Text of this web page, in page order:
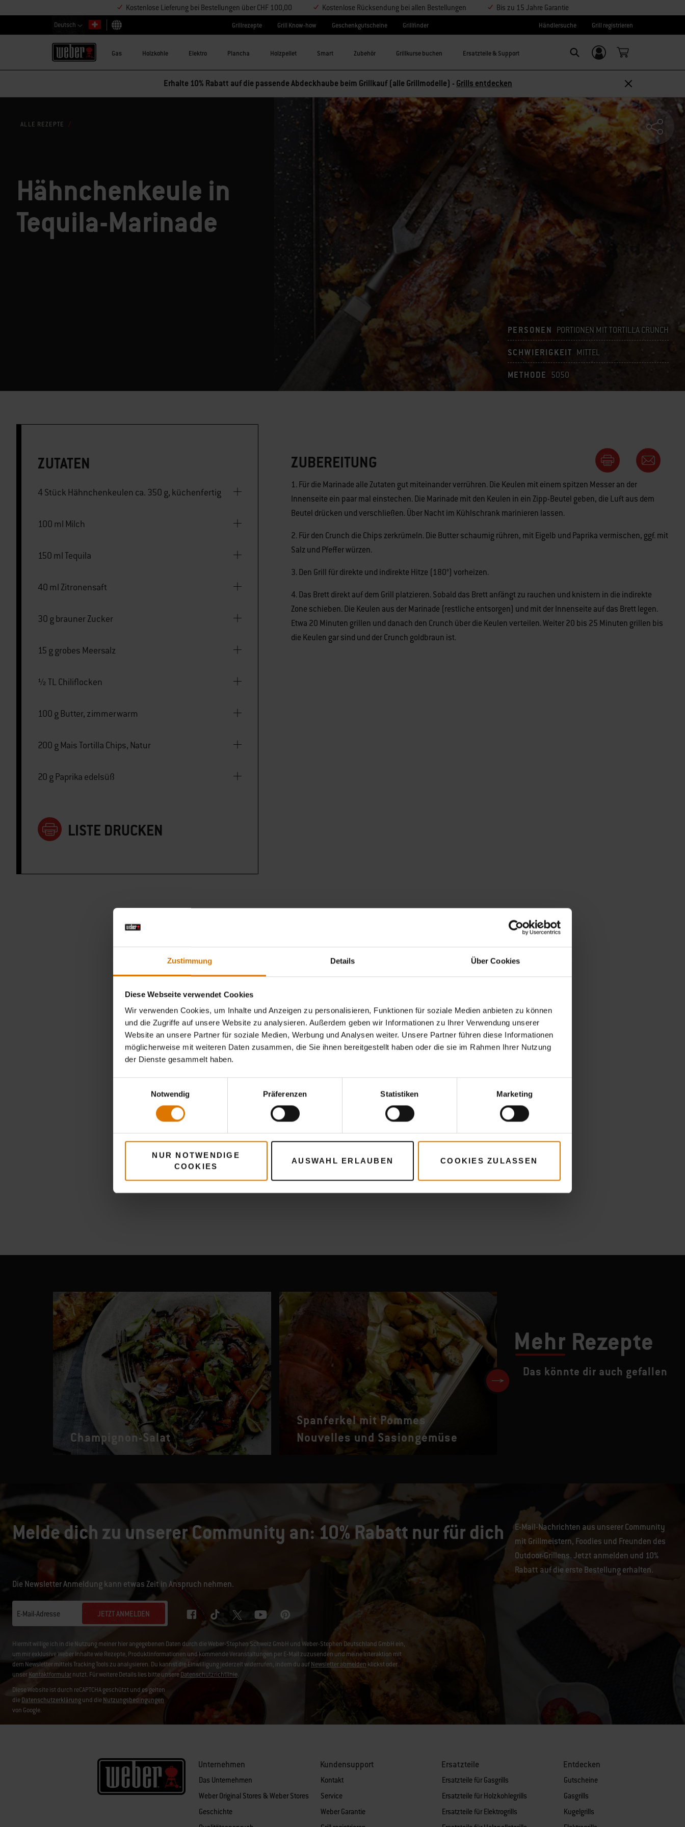
Zustimmung Details Über Cookies
Diese Webseite verwendet Cookies
Wir verwenden Cookies, um Inhalte und Anzeigen zu personalisieren, Funktionen für soziale Medien anbieten zu können
und die Zugriffe auf unsere Website zu analysieren. Außerdem geben wir Informationen zu Ihrer Verwendung unserer
Website an unsere Partner für soziale Medien, Werbung und Analysen weiter. Unsere Partner führen diese Informationen
möglicherweise mit weiteren Daten zusammen, die Sie ihnen bereitgestellt haben oder die sie im Rahmen Ihrer Nutzung
der Dienste gesammelt haben.
Notwendig
Präferenzen Statistiken Marketing
NUR NOTWENDIGE
COOKIES
AUSWAHL ERLAUBEN COOKIES ZULASSEN
Kostenlose Lieferung bei Bestellungen über CHF 100,00 Kostenlose Rücksendung bei allen Bestellungen Bis zu 15 Jahre Garantie
Deutsch
Land auswählen
Grillrezepte Grill Know-how Geschenkgutscheine Grillfinder Händlersuche Grill registrieren
Gas Holzkohle Elektro Plancha Holzpellet Smart Zubehör Grillkurse buchen Ersatzteile & Support
Einloggen/
Weber-ID
Erhalte 10% Rabatt auf die passende Abdeckhaube beim Grillkauf (alle Grillmodelle) - Grills entdecken
ALLE REZEPTE
Hähnchenkeule in
Tequila-Marinade
PERSONEN PORTIONEN MIT TORTILLA CRUNCH
SCHWIERIGKEIT MITTEL
METHODE 5050
ZUTATEN
4 Stück Hähnchenkeulen ca. 350 g, küchenfertig
100 ml Milch
150 ml Tequila
40 ml Zitronensaft
30 g brauner Zucker
15 g grobes Meersalz
½ TL Chiliflocken
100 g Butter, zimmerwarm
200 g Mais Tortilla Chips, Natur
20 g Paprika edelsüß
LISTE DRUCKEN
ZUBEREITUNG
1. Für die Marinade alle Zutaten gut miteinander verrühren. Die Keulen mit einem spitzen Messer an der
Innenseite ein paar mal einstechen. Die Marinade mit den Keulen in ein Zipp-Beutel geben, die Luft aus dem
Beutel drücken und verschließen. Über Nacht im Kühlschrank marinieren lassen.
2. Für den Crunch die Chips zerkrümeln. Die Butter schaumig rühren, mit Eigelb und Paprika vermischen, ggf. mit
Salz und Pfeffer würzen.
3. Den Grill für direkte und indirekte Hitze (180°) vorheizen.
4. Das Brett direkt auf dem Grill platzieren. Sobald das Brett anfängt zu rauchen und knistern in die indirekte
Zone schieben. Die Keulen aus der Marinade (restliche entsorgen) und mit der Innenseite auf das Brett legen.
Etwa 20 Minuten grillen und danach den Crunch über die Keulen verteilen. Weiter 20 bis 25 Minuten grillen bis
die Keulen gar sind und der Crunch goldbraun ist.
Empfohlenes Zubehör
Mehr Rezepte
Das könnte dir auch gefallen
Champignon-Salat
Spanferkel mit Pommes
Nouvelles und Sasiongemüse
Melde dich zu unserer Community an: 10% Rabatt nur für dich
E-Mail-Nachrichten aus unserer Community
mit Grillmeistern, Foodies und Freunden des
Outdoor-Grillens. Jetzt anmelden und 10%
Rabatt auf die erste Bestellung erhalten.
Die Newsletter Anmeldung kann etwas Zeit in Anspruch nehmen.
E-Mail-Adresse JETZT ANMELDEN
Hiermit willige ich in die Nutzung meiner hier angegebenen Daten durch die Weber-Stephen Schweiz GmbH und Weber-Stephen Deutschland GmbH ein,
um mir exklusive Weber Inhalte wie Rezepte, Produktinformationen und kommende Veranstaltungen per E-Mail zuzusenden und meine Interaktion mit
dem Newsletter mittels Tracking Tools zu analysieren. Du kannst die Einwilligung jederzeit widerrufen, indem du aufNewsletter abmelden klickst oder
unserKontaktformularnutzt. Für weitere Details lies bitte unsereDatenschutzrichtlinie.
Diese Website ist durch reCAPTCHA geschützt und es gelten
dieDatenschutzerklärungund dieNutzungsbedingungen
von Google.
Unternehmen
Das Unternehmen
Weber Original Stores & Weber Stores
Geschichte
Kundensupport
Kontakt
Service
Weber Garantie
Ersatzteile
Ersatzteile für Gasgrills
Ersatzteile für Holzkohlegrills
Ersatzteile für Elektrogrills
Entdecken
Gutscheine
Gasgrills
Kugelgrills